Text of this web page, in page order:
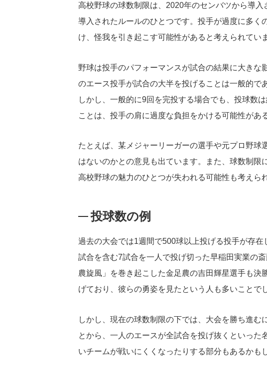
高校野球の球数制限は、2020年のセンバツから導
導入されたルールのひとつです。投手が過度に多
け、怪我を引き起こす可能性があると考えられてい
野球は投手のパフォーマンスが試合の結果に大きな
のエース投手が試合の大半を投げることは一般的で
しかし、一般的に9回を完投する場合でも、投球数
ことは、投手の肩に過度な負担をかける可能性があ
たとえば、某メジャーリーガーの選手や元プロ野
はないのかとの意見も出ています。また、球数制限
高校野球の魅力のひとつが失われる可能性も考えら
投球数の例
過去の大会では1週間で500球以上投げる投手が存
試合を含む7試合を一人で投げ切った早稲田実業の
農旋風」を巻き起こした金足農の吉田輝星選手も
げており、彼らの勇姿を見たという人も多いことで
しかし、現在の球数制限の下では、大会を勝ち進
とから、一人のエースが全試合を投げ抜くといっ
いチームが戦いにくくなったりする部分もあるかも